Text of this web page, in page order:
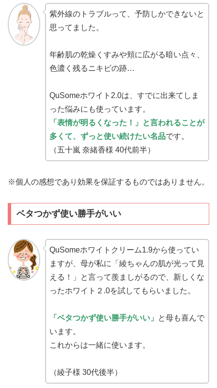
紫外線のトラブルって、予防しかできないと
思ってました。
年齢肌の乾燥くすみや頬に広がる暗い点々、
色濃く残るニキビの跡…
QuSomeホワイト2.0は、すでに出来てしま
った悩みにも使っています。
「表情が明るくなった！」と言われることが
多くて、ずっと使い続けたい名品です。
（五十嵐 奈緒香様 40代前半）
※個人の感想であり効果を保証するものではありません。
ベタつかず使い勝手がいい
QuSomeホワイトクリーム1.9から使ってい
ますが、母が私に「綾ちゃんの肌が光って見
える！」と言って羨ましがるので、新しくな
ったホワイト２.0を試してもらいました。
「ベタつかず使い勝手がいい」
と母も喜んで
います。
これからは一緒に使います。
（綾子様 30代後半）